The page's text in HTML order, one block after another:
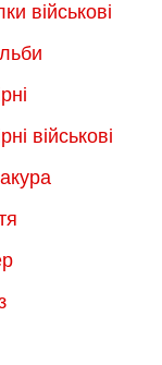
військові
військові